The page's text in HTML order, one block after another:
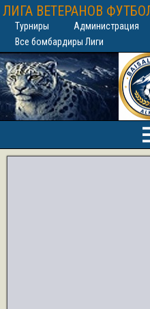
ЛИГА ВЕТЕРАНОВ
Турниры Администрация
Все бомбардиры Лиги